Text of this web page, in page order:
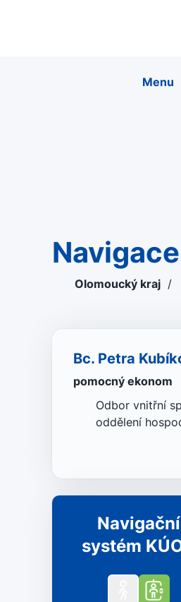
Menu
Olomoucký kraj /
Bc. Petra
pomocný ekonom
Odbor vnitřní
oddělení
Navigační
systém